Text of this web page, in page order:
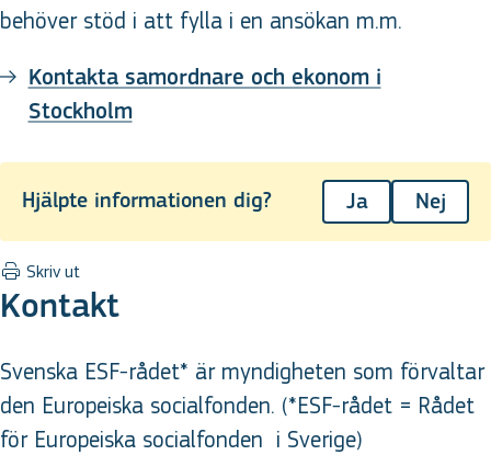
behöver stöd i att fylla i en ansökan m.m.
Kontakta samordnare och ekonom i
Stockholm
Hjälpte informationen dig? Ja Nej
Skriv ut
Kontakt
Svenska ESF-rådet* är myndigheten som förvaltar
den Europeiska socialfonden. (*ESF-rådet = Rådet
för Europeiska socialfonden i Sverige)